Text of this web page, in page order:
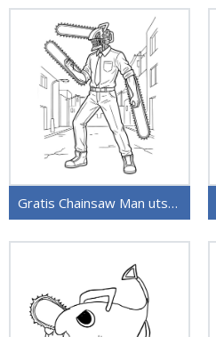
Gratis Chainsaw Man utskriftbar